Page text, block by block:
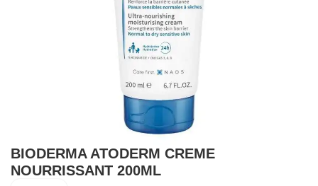
BIODERMA ATODERM CREME
NOURRISSANT 200ML